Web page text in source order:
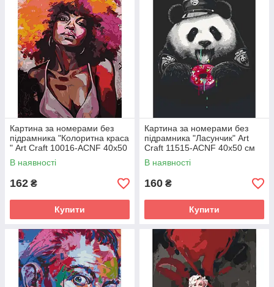
Картина за номерами без
підрамника "Колоритна краса
" Art Craft 10016-ACNF 40х50
см
В наявності
162 ₴
Купити
Картина за номерами без
підрамника "Ласунчик" Art
Craft 11515-ACNF 40х50 см
В наявності
160 ₴
Купити